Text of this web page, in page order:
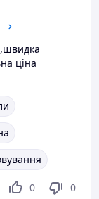
ціна
0 0